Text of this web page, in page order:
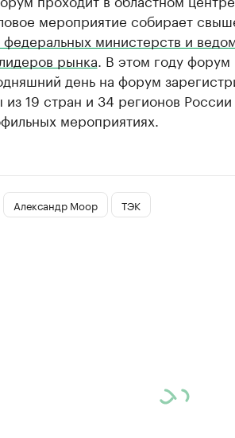
мероприятие собирает
министерств и
рынка . В этом году
день на форум
19 стран и 34 регионов
мероприятиях.
Александр Моор ТЭК